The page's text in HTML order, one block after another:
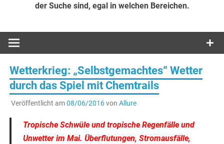
der Suche sind, egal in welchen Bereichen.
Wetterkrieg: „Selbstgemachtes“ Wetter
durch das Spiel mit Chemtrails
Veröffentlicht am08/06/2016von Allure
Tropische Schwüle und tropische Regenfälle und
Unwetter im Mai. Überflutungen, Stromausfälle,